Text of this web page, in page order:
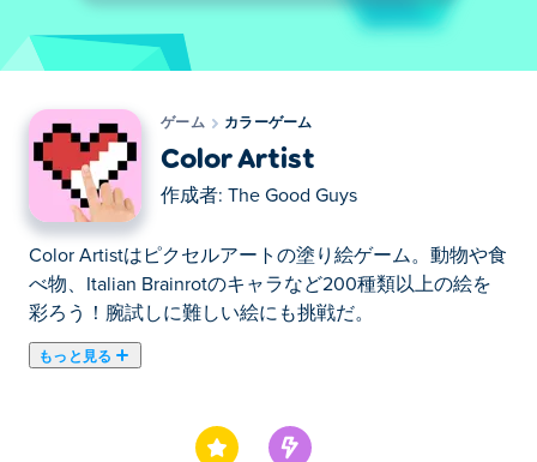
ゲーム カラーゲーム
Color Artist
作成者: The Good Guys
Color Artistはピクセルアートの塗り絵ゲーム。動物や食
べ物、Italian Brainrotのキャラなど200種類以上の絵を
彩ろう！腕試しに難しい絵にも挑戦だ。
もっと見る
おいしい食べ物、日常の物など、さまざまなコレクショ